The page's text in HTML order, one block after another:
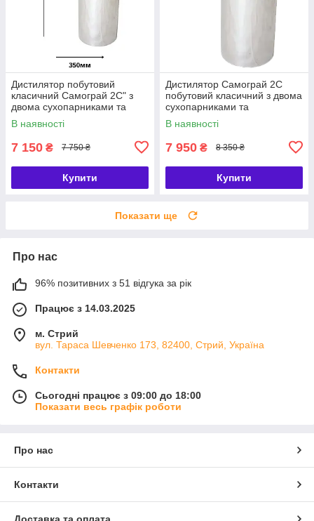
Дистилятор побутовий
класичний Самограй 2С" з
двома сухопарниками та
холодильником тм БУДЬМО
В наявності
7 150 ₴ 7 750 ₴
Купити
Дистилятор Самограй 2С
побутовий класичний з двома
сухопарниками та
холодильником від ТМ
БУДЬМО
В наявності
7 950 ₴ 8 350 ₴
Купити
Показати ще
Про нас
96% позитивних з 51 відгука за рік
Працює з 14.03.2025
м. Стрий
вул. Тараса Шевченко 173, 82400, Стрий, Україна
Контакти
Сьогодні працює з 09:00 до 18:00
Показати весь графік роботи
Про нас
Контакти
Доставка та оплата